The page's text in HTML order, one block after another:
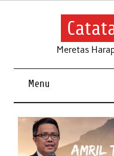
Skip
Meretas
Menu